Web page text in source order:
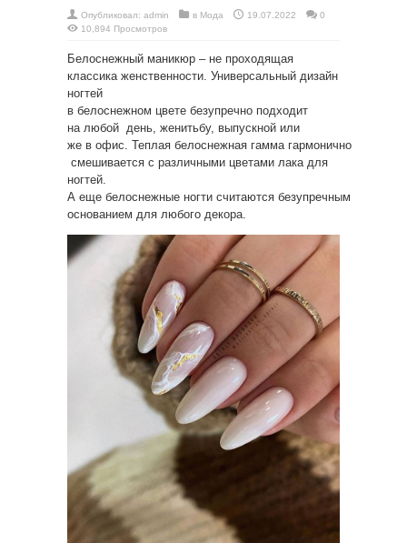
Опубликовал: admin в Мода 19.07.2022
0
10,894 Просмотров
Белоснежный маникюр – не проходящая
классика женственности. Универсальный дизайн
ногтей
в белоснежном цвете безупречно подходит
на любой день, женитьбу, выпускной или
же в офис. Теплая белоснежная гамма гармонично
смешивается с различными цветами лака для
ногтей.
А еще белоснежные ногти считаются безупречным
основанием для любого декора.